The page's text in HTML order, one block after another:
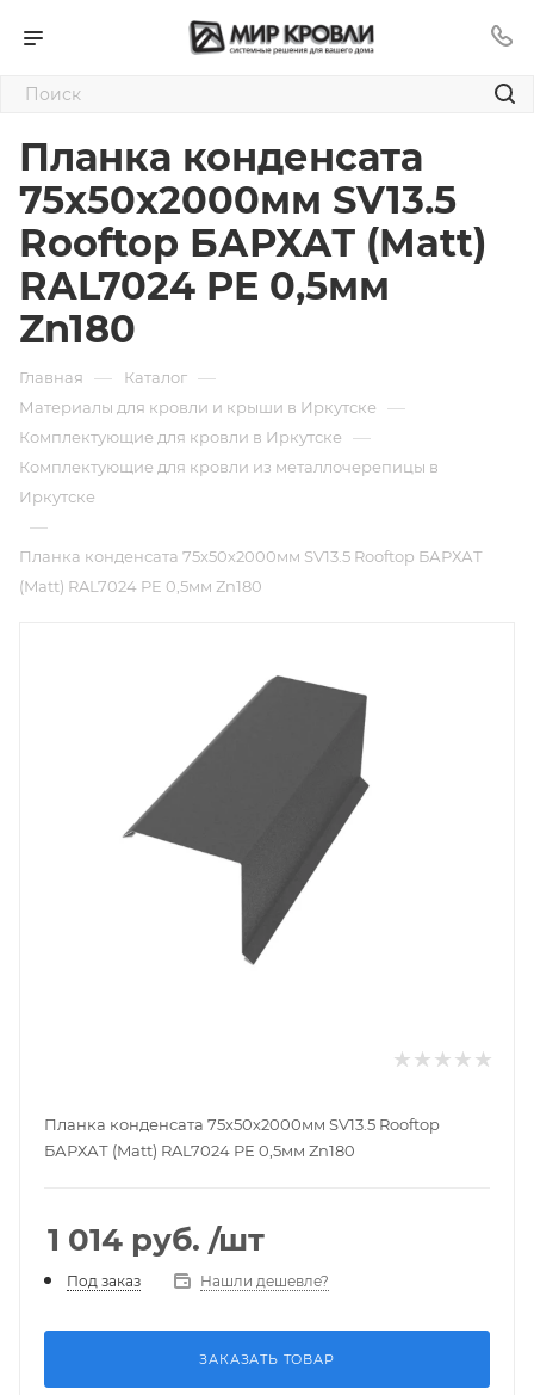
Планка конденсата
75х50х2000мм SV13.5
Rooftop БАРХАТ (Matt)
RAL7024 PE 0,5мм
Zn180
Главная — Каталог —
Материалы для кровли и крыши в Иркутске —
Комплектующие для кровли в Иркутске —
Комплектующие для кровли из металлочерепицы в
Иркутске
—
Планка конденсата 75х50х2000мм SV13.5 Rooftop БАРХАТ
(Matt) RAL7024 PE 0,5мм Zn180
Планка конденсата 75х50х2000мм SV13.5 Rooftop
БАРХАТ (Matt) RAL7024 PE 0,5мм Zn180
1 014 руб. /шт
Под заказ Нашли дешевле?
ЗАКАЗАТЬ ТОВАР